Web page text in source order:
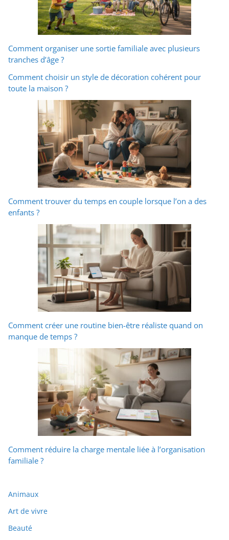
Comment organiser une sortie familiale avec plusieurs
tranches d’âge ?
Comment choisir un style de décoration cohérent pour
toute la maison ?
Comment trouver du temps en couple lorsque l’on a des
enfants ?
Comment créer une routine bien-être réaliste quand on
manque de temps ?
Comment réduire la charge mentale liée à l’organisation
familiale ?
Animaux
Art de vivre
Beauté